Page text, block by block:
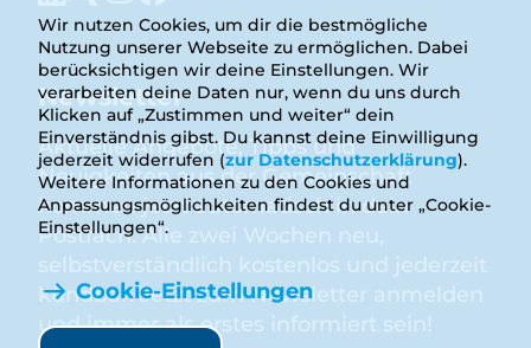
Wir nutzen Cookies, um dir die bestmögliche
Nutzung unserer Webseite zu ermöglichen. Dabei
berücksichtigen wir deine Einstellungen. Wir
verarbeiten deine Daten nur, wenn du uns durch
Klicken auf „Zustimmen und weiter“ dein
Einverständnis gibst. Du kannst deine Einwilligung
jederzeit widerrufen (zur Datenschutzerklärung).
Weitere Informationen zu den Cookies und
Anpassungsmöglichkeiten findest du unter „Cookie-
Einstellungen“.
Cookie-Einstellungen
Newsletter
Aktuelle Angebote, Tipps und
Neuigkeiten aus der Gemeinschaft
kommen jetzt automatisch in dein
Postfach. Alle zwei Wochen neu,
selbstverständlich kostenlos und jederzeit
kündbar. Jetzt zum Newsletter anmelden
und immer als erstes informiert sein!